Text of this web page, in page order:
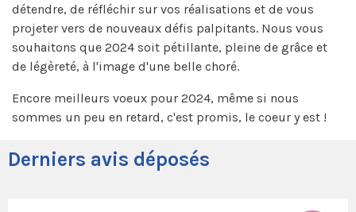
détendre, de réfléchir sur vos réalisations et de vous
projeter vers de nouveaux défis palpitants. Nous vous
souhaitons que 2024 soit pétillante, pleine de grâce et
de légèreté, à l'image d'une belle choré.
Encore meilleurs voeux pour 2024, même si nous
sommes un peu en retard, c'est promis, le coeur y est !
Derniers avis déposés